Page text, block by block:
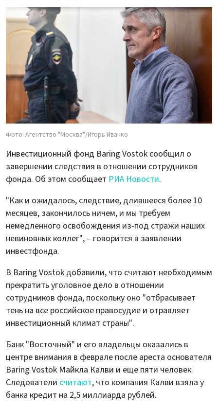
Фото: Агентство "Москва"/Игорь Иванко
Инвестиционный фонд Baring Vostok сообщил о
завершении следствия в отношении сотрудников
фонда. Об этом сообщает РИА Новости.
"Как и ожидалось, следствие, длившееся более 10
месяцев, закончилось ничем, и мы требуем
немедленного освобождения из-под стражи наших
невиновных коллег", – говорится в заявлении
инвестфонда.
В Baring Vostok добавили, что считают необходимым
прекратить уголовное дело в отношении
сотрудников фонда, поскольку оно "отбрасывает
тень на все российское правосудие и отравляет
инвестиционный климат страны".
Банк "Восточный" и его владельцы оказались в
центре внимания в феврале после ареста основателя
Baring Vostok Майкла Калви и еще пяти человек.
Следователи считают, что компания Калви взяла у
банка кредит на 2,5 миллиарда рублей.